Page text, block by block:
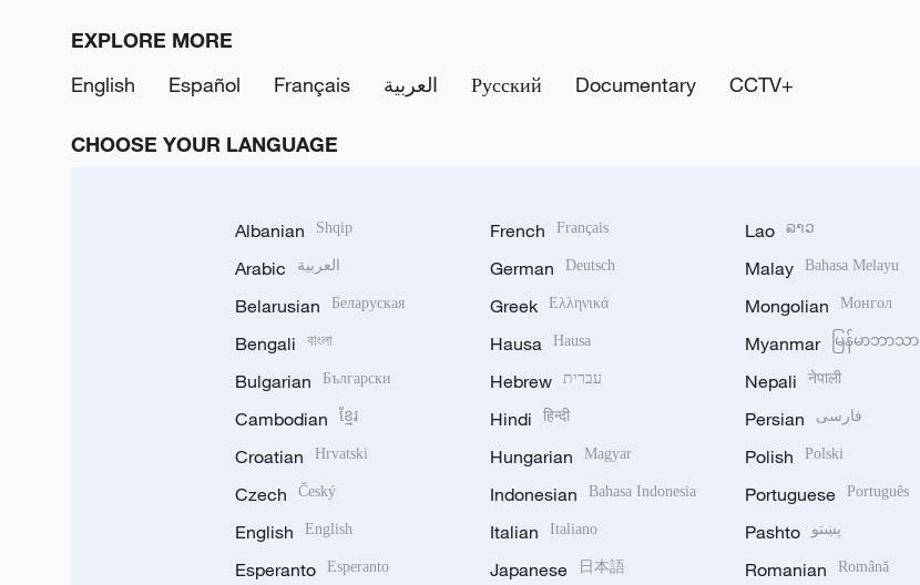
EXPLORE MORE
English
Español Français العربية Русский Documentary CCTV+
CHOOSE YOUR LANGUAGE
Albanian Shqip
Arabic العربية
Belarusian Беларуская
Bengali বাংলা
Bulgarian Български
Cambodian ខ្មែរ
Croatian Hrvatski
Czech Český
English English
Esperanto Esperanto
French Français
German Deutsch
Greek Ελληνικά
Hausa Hausa
Hebrew עברית
Hindi हिन्दी
Hungarian Magyar
Indonesian Bahasa Indonesia
Italian Italiano
Japanese 日本語
Lao ລາວ
Malay Bahasa Melayu
Mongolian Монгол
Myanmar မြန်မာဘာသာ
Nepali नेपाली
Persian فارسی
Polish Polski
Portuguese Português
Pashto پښتو
Romanian Română